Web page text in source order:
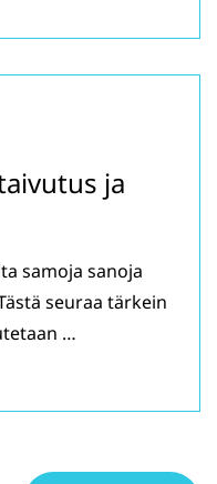
ja
samoja sanoja
seuraa tärkein
…